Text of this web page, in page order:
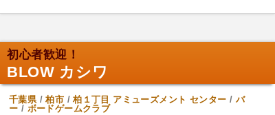
初心者歓迎！
BLOW カシワ
千葉県/柏市 /柏１丁目 アミューズメント センター / バ
ー / ボードゲームクラブ